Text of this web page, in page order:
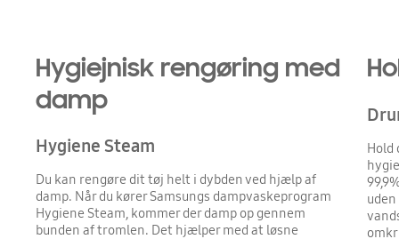
Hygiejnisk rengøring med
damp
Hygiene Steam
Du kan rengøre dit tøj helt i dybden ved hjælp af
damp. Når du kører Samsungs dampvaskeprogram
Hygiene Steam, kommer der damp op gennem
bunden af tromlen. Det hjælper med at løsne
Hold